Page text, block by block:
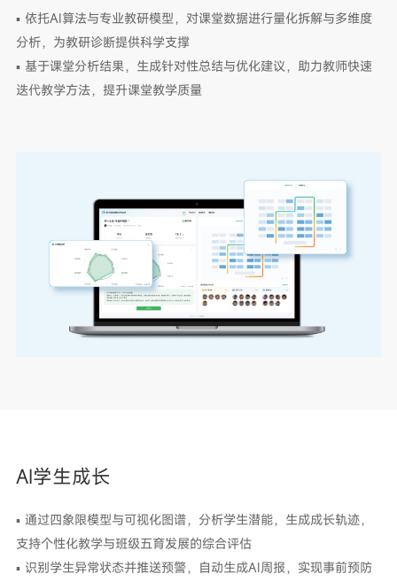
▪ 依托AI算法与专业教研模型，对课堂数据进行量化拆解与多维度
分析，为教研诊断提供科学支撑
▪ 基于课堂分析结果，生成针对性总结与优化建议，助力教师快速
迭代教学方法，提升课堂教学质量
AI学生成长
▪ 通过四象限模型与可视化图谱，分析学生潜能，生成成长轨迹，
支持个性化教学与班级五育发展的综合评估
▪ 识别学生异常状态并推送预警，自动生成AI周报，实现事前预防